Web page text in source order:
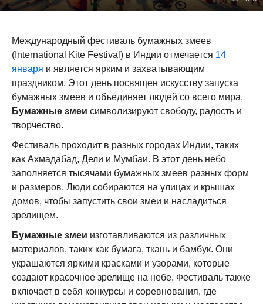
Международный фестиваль бумажных змеев
(International Kite Festival) в Индии отмечается 14
января и является ярким и захватывающим
праздником. Этот день посвящен искусству запуска
бумажных змеев и объединяет людей со всего мира.
Бумажные змеи символизируют свободу, радость и
творчество.
Фестиваль проходит в разных городах Индии, таких
как Ахмадабад, Дели и Мумбаи. В этот день небо
заполняется тысячами бумажных змеев разных форм
и размеров. Люди собираются на улицах и крышах
домов, чтобы запустить свои змеи и насладиться
зрелищем.
Бумажные змеи изготавливаются из различных
материалов, таких как бумага, ткань и бамбук. Они
украшаются яркими красками и узорами, которые
создают красочное зрелище на небе. Фестиваль также
включает в себя конкурсы и соревнования, где